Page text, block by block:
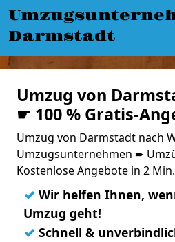
Darmstadt
Umzug von
☛ 100 % Gratis-
Umzug von Darmstadt nach
Umzugsunternehmen ➨
Kostenlose Angebote in 2 Min.
✓ Wir helfen Ihnen,
Umzug geht!
✓ Schnell &